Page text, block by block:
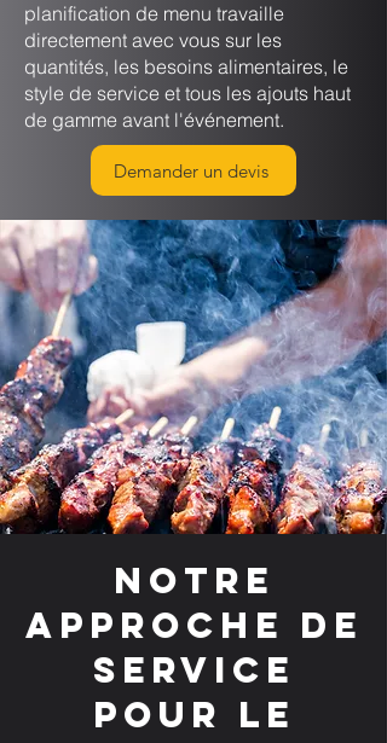
planification de menu travaille
directement avec vous sur les
quantités, les besoins alimentaires, le
style de service et tous les ajouts haut
de gamme avant l'événement.
Demander un devis
Notre
approche de
service
pour le